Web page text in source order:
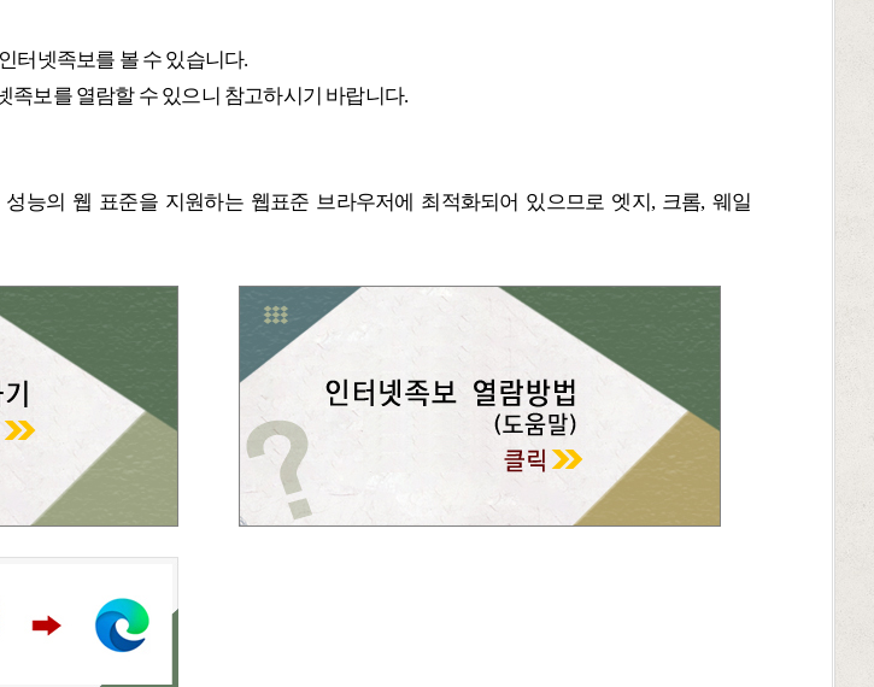
터넷족보를 볼 수 있습니다.
족보를 열람할 수 있으니 참고하시기 바랍니다.
능의 웹 표준을 지원하는 웹표준 브라우저에 최적화되어 있으므로 엣지, 크롬, 웨일